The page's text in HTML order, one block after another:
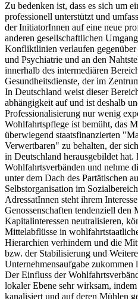
Zu bedenken ist, dass es sich um
professionell unterstützt und
der InitiatorInnen auf eine neue
anderen gesellschaftlichen
Konfliktlinien verlaufen
und Psychiatrie und an den
innerhalb des intermediären
Gesundheitsdienste, der im
In Deutschland weist dieser
abhängigkeit auf und ist deshalb
Professionalisierung nur wenig
Wohlfahrtspflege ist bemüht, das
überwiegend staatsfinanzierten
Verwertbaren" zu behalten, der
in Deutschland herausgebildet hat.
Wohlfahrtsverbänden und nehme
unter dem Dach des Partätischen
Selbstorganisation im
AdressatInnen steht ihrem
Genossenschaften tendenziell den
Kapitalinteressen neutralisieren,
Mittelabflüsse in
Hierarchien verhindern und die
bzw. der Stabilisierung und
Unternehmensaufgabe zukommen
Der Einfluss der
lokaler Ebene sehr wirksam,
kanalisiert und auf deren Mühlen